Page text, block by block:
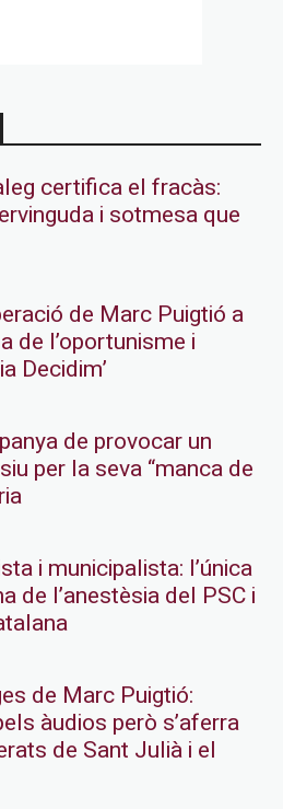
certifica el fracàs:
i sotmesa que
de Marc Puigtió a
de l’oportunisme i
Decidim’
de provocar un
per la seva “manca de
i municipalista: l’única
de l’anestèsia del PSC i
de Marc Puigtió:
àudios però s’aferra
de Sant Julià i el